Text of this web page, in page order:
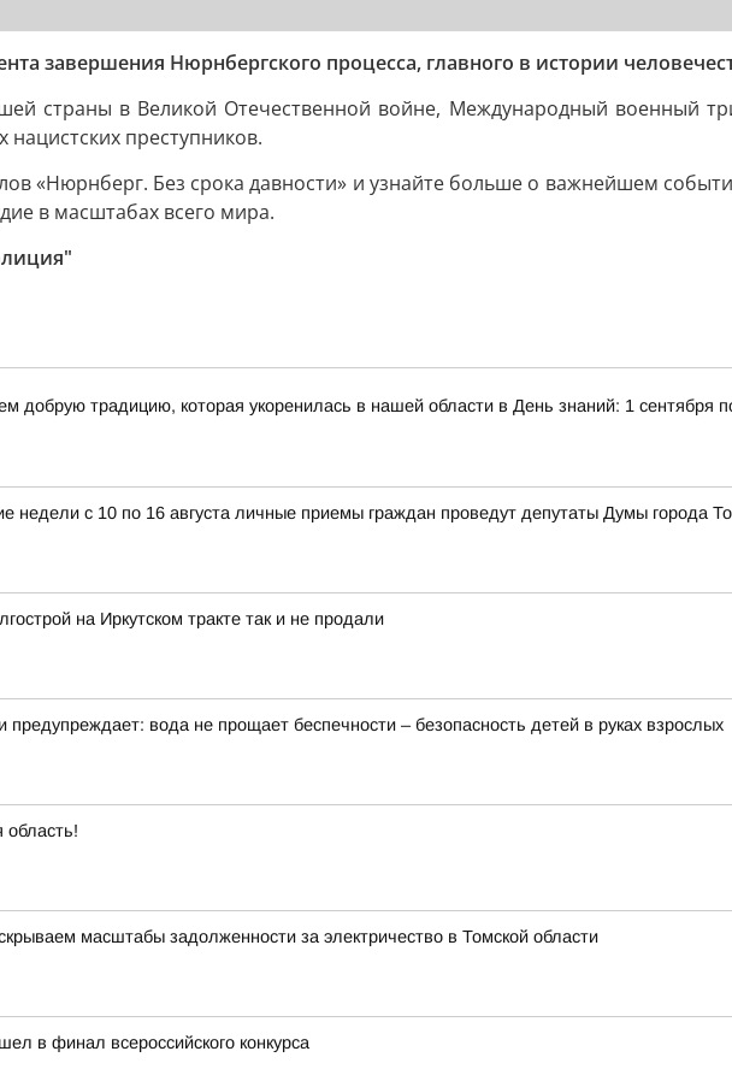
завершения Нюрнбергского процесса, главного в истории
страны в Великой Отечественной войне, Международный военный
преступников.
«Нюрнберг. Без срока давности» и узнайте больше о важнейшем
в масштабах всего мира.
добрую традицию, которая укоренилась в нашей области в День знаний: 1 сентября
недели с 10 по 16 августа личные приемы граждан проведут депутаты Думы города
на Иркутском тракте так и не продали
предупреждает: вода не прощает беспечности – безопасность детей в руках взрослых
область!
масштабы задолженности за электричество в Томской области
в финал всероссийского конкурса